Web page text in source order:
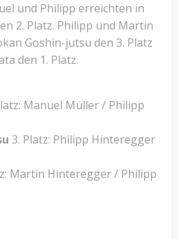
und Philipp erreichten in
2. Platz. Philipp und Martin
Goshin-jutsu den 3. Platz
den 1. Platz.
Manuel Müller / Philipp
3. Platz: Philipp Hinteregger
Martin Hinteregger / Philipp